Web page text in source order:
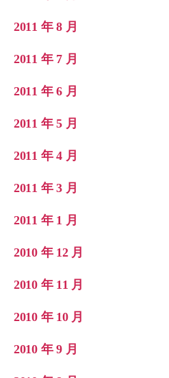
2011 年 8 月
2011 年 7 月
2011 年 6 月
2011 年 5 月
2011 年 4 月
2011 年 3 月
2011 年 1 月
2010 年 12 月
2010 年 11 月
2010 年 10 月
2010 年 9 月